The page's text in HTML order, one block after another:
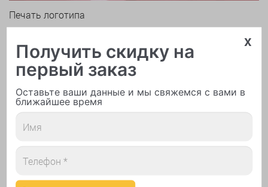
Печать логотипа
Арки и гирлянды из шаров
x
Получить скидку на
первый заказ
Оставьте ваши данные и мы свяжемся с вами в
ближайшее время